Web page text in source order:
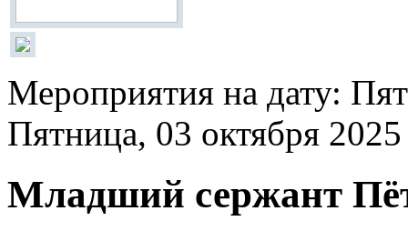
Мероприятия на дату:
Пятница, 03 октября 2025
Младший сержант